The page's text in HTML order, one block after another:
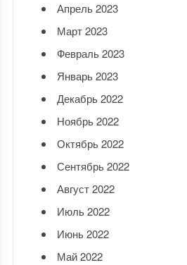
Апрель 2023
Март 2023
Февраль 2023
Январь 2023
Декабрь 2022
Ноябрь 2022
Октябрь 2022
Сентябрь 2022
Август 2022
Июль 2022
Июнь 2022
Май 2022